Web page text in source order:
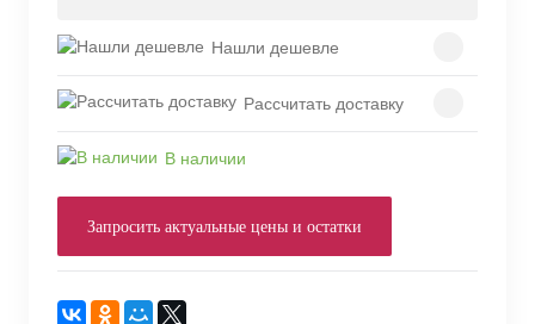
Нашли дешевле
Рассчитать доставку
В наличии
Запросить актуальные цены и остатки